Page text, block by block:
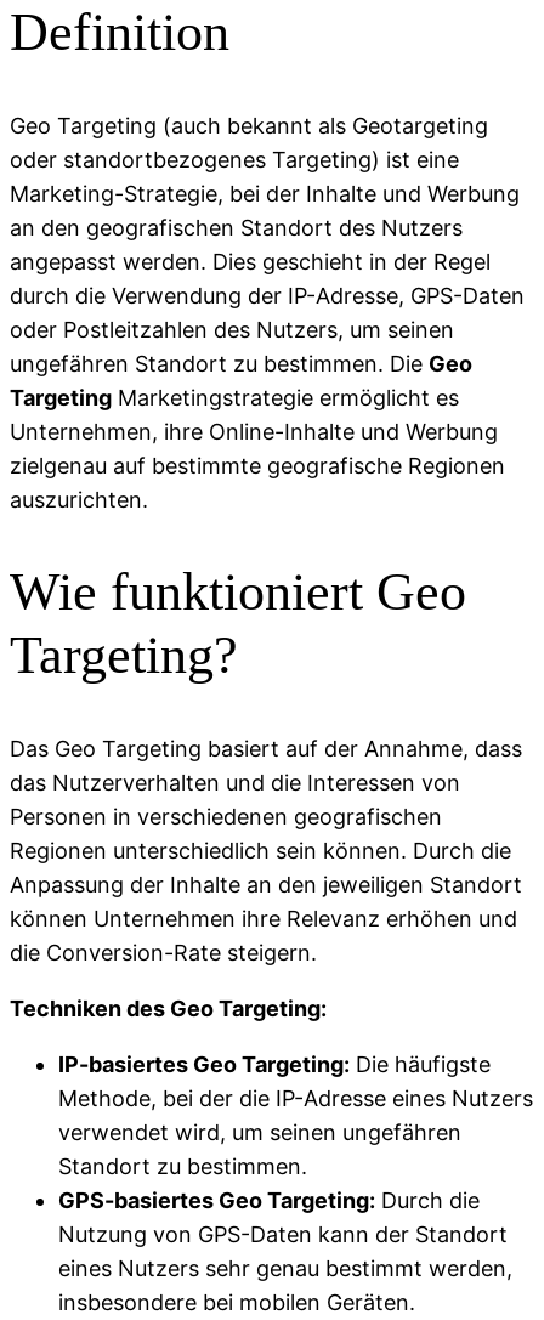
Definition
Geo Targeting (auch bekannt als Geotargeting
oder standortbezogenes Targeting) ist eine
Marketing-Strategie, bei der Inhalte und Werbung
an den geografischen Standort des Nutzers
angepasst werden. Dies geschieht in der Regel
durch die Verwendung der IP-Adresse, GPS-Daten
oder Postleitzahlen des Nutzers, um seinen
ungefähren Standort zu bestimmen. Die Geo
Targeting Marketingstrategie ermöglicht es
Unternehmen, ihre Online-Inhalte und Werbung
zielgenau auf bestimmte geografische Regionen
auszurichten.
Wie funktioniert Geo
Targeting?
Das Geo Targeting basiert auf der Annahme, dass
das Nutzerverhalten und die Interessen von
Personen in verschiedenen geografischen
Regionen unterschiedlich sein können. Durch die
Anpassung der Inhalte an den jeweiligen Standort
können Unternehmen ihre Relevanz erhöhen und
die Conversion-Rate steigern.
Techniken des Geo Targeting:
IP-basiertes Geo Targeting: Die häufigste
Methode, bei der die IP-Adresse eines Nutzers
verwendet wird, um seinen ungefähren
Standort zu bestimmen.
GPS-basiertes Geo Targeting: Durch die
Nutzung von GPS-Daten kann der Standort
eines Nutzers sehr genau bestimmt werden,
insbesondere bei mobilen Geräten.